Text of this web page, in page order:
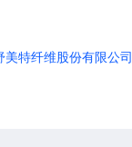
美特纤维股份有限公司